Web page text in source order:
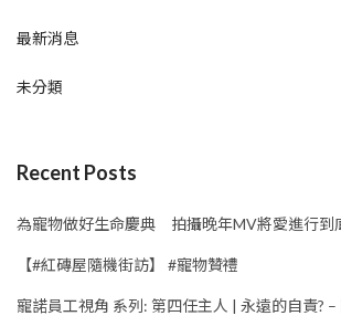
最新消息
未分類
Recent Posts
為寵物做好生命慶典 拍攝晚年MV將愛進行到
【#紅磚屋隨機街訪】 #寵物贊禮
寵諾員工視角 系列: 第四任主人 | 永遠的自責? –